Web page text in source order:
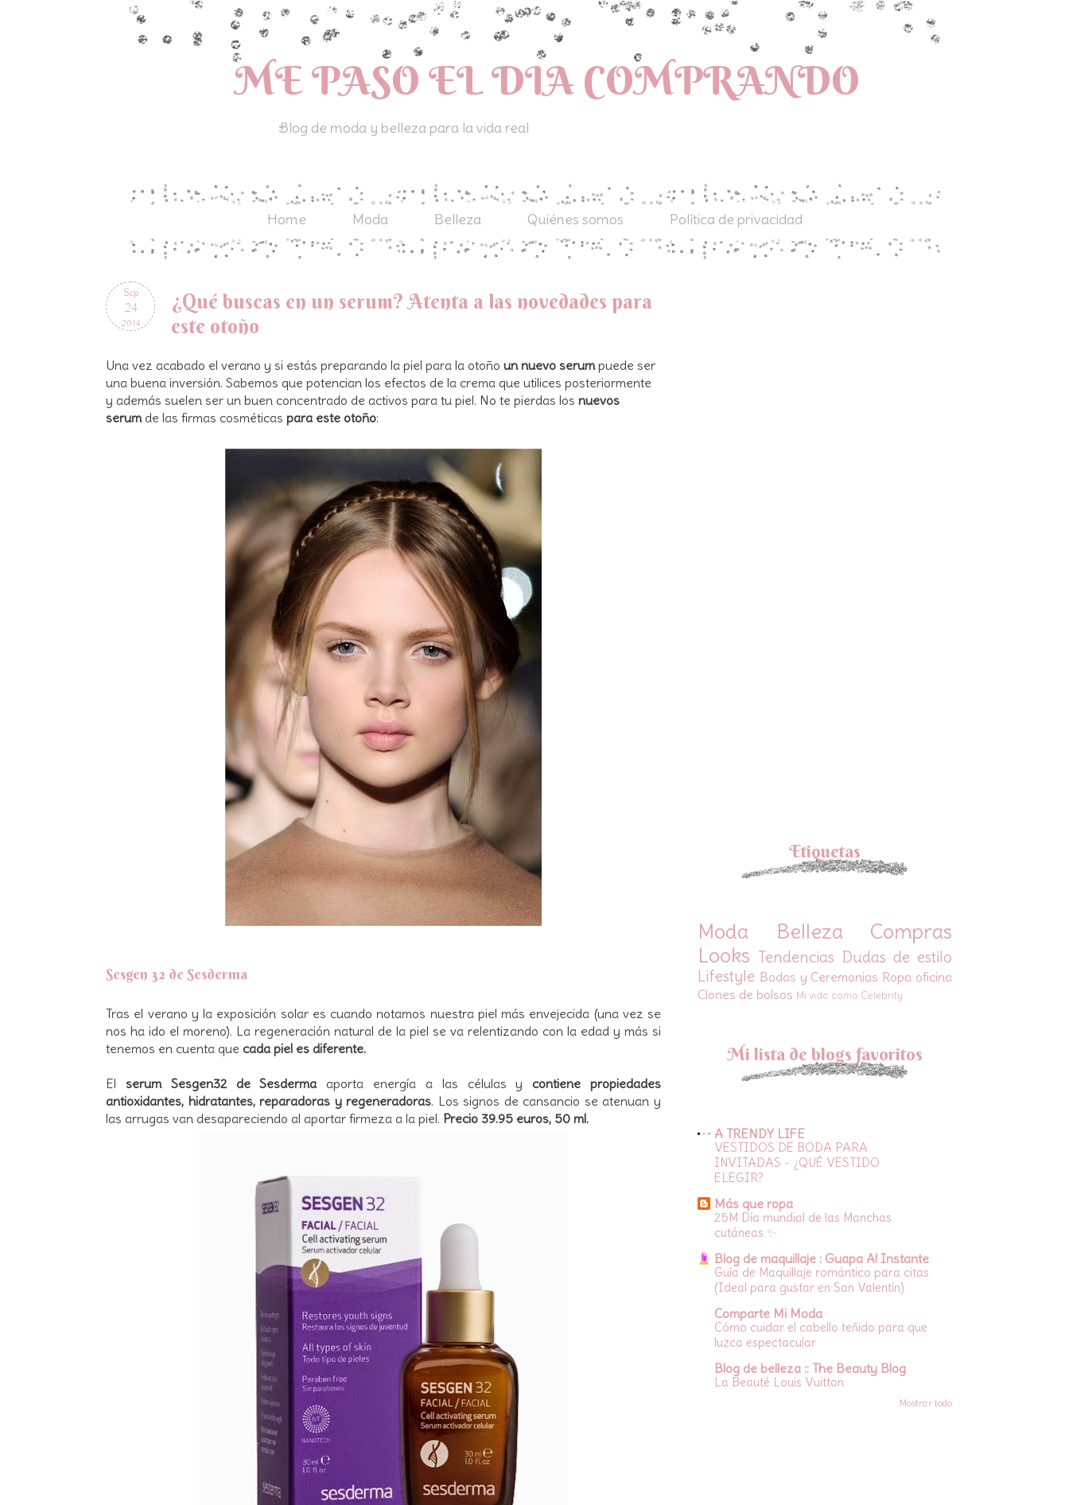
ME PASO EL DIA COMPRANDO
Blog de moda y belleza para la vida real
Home Moda Belleza Quiénes somos Política de privacidad
Sep
24
2014
¿Qué buscas en un serum? Atenta a las novedades para
este otoño
Una vez acabado el verano y si estás preparando la piel para la otoño un nuevo serumpuede ser
una buena inversión. Sabemos que potencian los efectos de la crema que utilices posteriormente
y además suelen ser un buen concentrado de activos para tu piel. No te pierdas los nuevos
serumde las firmas cosméticas para este otoño:
Sesgen 32 de Sesderma
Tras el verano y la exposición solar es cuando notamos nuestra piel más envejecida (una vez se
nos ha ido el moreno). La regeneración natural de la piel se va relentizando con la edad y más si
tenemos en cuenta que cada piel es diferente.
El serum Sesgen32 de Sesderma aporta energía a las células ycontiene propiedades
antioxidantes, hidratantes, reparadoras y regeneradoras. Los signos de cansancio se atenuan y
las arrugas van desapareciendo al aportar firmeza a la piel. Precio 39.95 euros, 50 ml.
Etiquetas
Moda Belleza
Compras
Looks Tendencias Dudas de estilo
Lifestyle Bodas y Ceremonias Ropa oficina
Clones de bolsos Mi vida como Celebrity
Mi lista de blogs favoritos
A TRENDY LIFE
VESTIDOS DE BODA PARA
INVITADAS - ¿QUÉ VESTIDO
ELEGIR?
Más que ropa
25M Día mundial de las Manchas
cutáneas ✨
Blog de maquillaje : Guapa Al Instante
Guía de Maquillaje romántico para citas
(Ideal para gustar en San Valentín)
Comparte Mi Moda
Cómo cuidar el cabello teñido para que
luzca espectacular
Blog de belleza :: The Beauty Blog
La Beauté Louis Vuitton
Mostrar todo